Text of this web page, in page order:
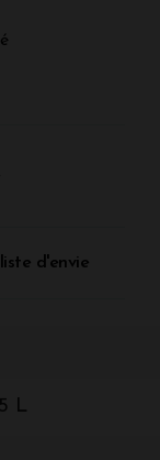
d'envie
L